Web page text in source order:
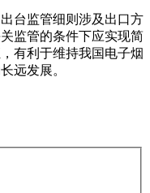
台监管细则涉及出口方
监管的条件下应实现简
有利于维持我国电子烟
远发展。